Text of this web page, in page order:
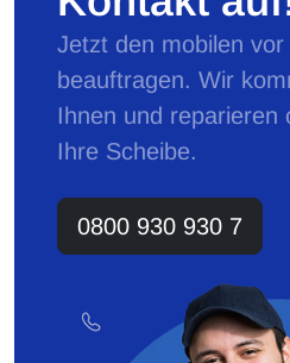
Jetzt den mobilen
beauftragen. Wir
Ihnen und reparieren
Ihre Scheibe.
0800 930 930 7